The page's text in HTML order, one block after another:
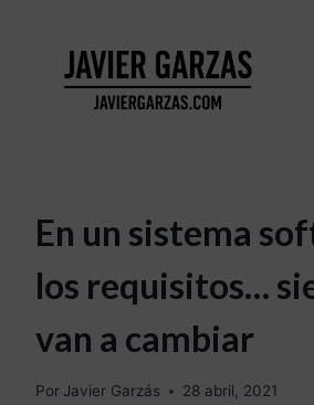
En un sistema
los requisitos…
van a cambiar
Por Javier Garzás 28 abril, 2021